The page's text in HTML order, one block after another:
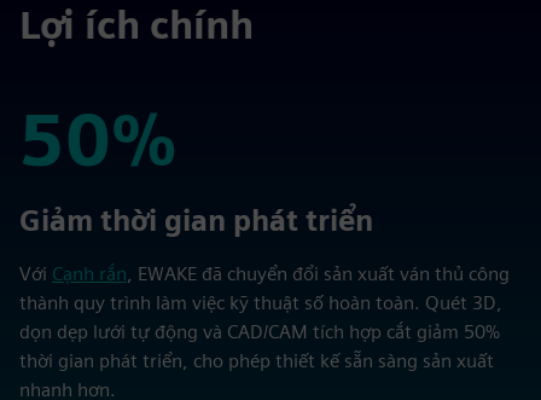
Lợi ích chính
50%
50%
Giảm thời gian phát triển
Với Cạnh rắn, EWAKE đã chuyển đổi sản xuất ván thủ công
thành quy trình làm việc kỹ thuật số hoàn toàn. Quét 3D,
dọn dẹp lưới tự động và CAD/CAM tích hợp cắt giảm 50%
thời gian phát triển, cho phép thiết kế sẵn sàng sản xuất
nhanh hơn.